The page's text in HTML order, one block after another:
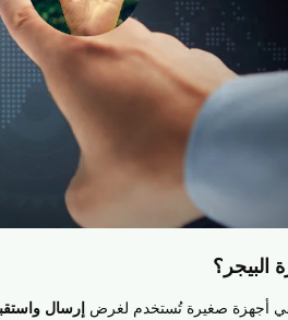
البيجر؟
أجهزة صغيرة تُستخدم لغرض إرسال